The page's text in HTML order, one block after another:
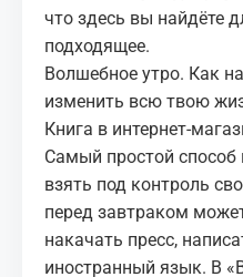
что здесь вы найдёте
подходящее.
Волшебное утро. Как
изменить всю твою
Книга в интернет-
Самый простой
взять под контроль
перед завтраком
накачать пресс,
иностранный язык. В